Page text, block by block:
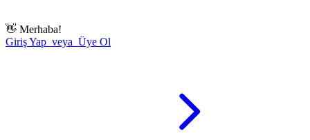
👋 Merhaba!
Giriş Yap veya Üye Ol